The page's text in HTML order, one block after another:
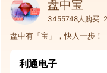
盘中宝
3455748人购买
盘中有「宝」，快人一步！
利通电子